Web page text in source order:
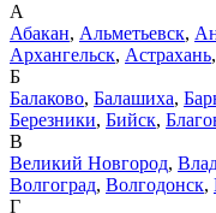
А
Абакан, Альметьевск,
Архангельск, Астрахань,
Б
Балаково, Балашиха,
Березники, Бийск,
В
Великий Новгород,
Волгоград, Волгодонск,
Г